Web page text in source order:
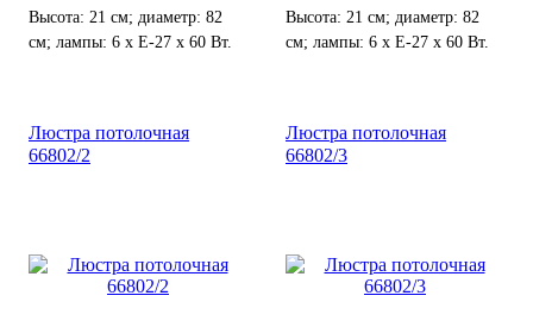
Высота: 21 см; диаметр: 82
см; лампы: 6 х Е-27 х 60 Вт.
Высота: 21 см; диаметр: 82
см; лампы: 6 х Е-27 х 60 Вт.
Люстра потолочная
66802/2
Люстра потолочная
66802/3